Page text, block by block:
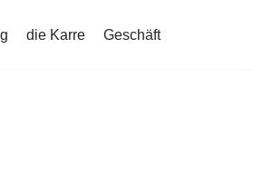
die Karre Geschäft